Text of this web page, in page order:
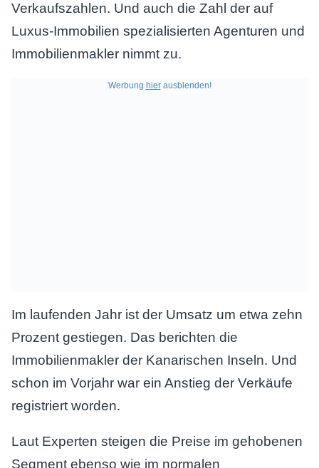
Verkaufszahlen. Und auch die Zahl der auf
Luxus-Immobilien spezialisierten Agenturen und
Immobilienmakler nimmt zu.
Werbung hierausblenden!
Im laufenden Jahr ist der Umsatz um etwa zehn
Prozent gestiegen. Das berichten die
Immobilienmakler der Kanarischen Inseln. Und
schon im Vorjahr war ein Anstieg der Verkäufe
registriert worden.
Laut Experten steigen die Preise im gehobenen
Segment ebenso wie im normalen